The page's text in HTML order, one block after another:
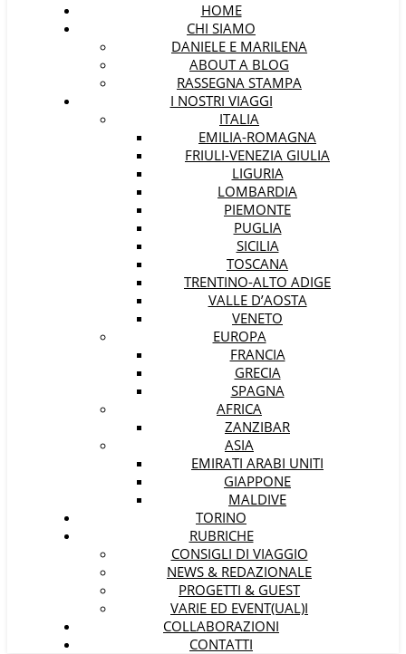
HOME
CHI SIAMO
DANIELE E MARILENA
ABOUT A BLOG
RASSEGNA STAMPA
I NOSTRI VIAGGI
ITALIA
EMILIA-ROMAGNA
FRIULI-VENEZIA GIULIA
LIGURIA
LOMBARDIA
PIEMONTE
PUGLIA
SICILIA
TOSCANA
TRENTINO-ALTO ADIGE
VALLE D’AOSTA
VENETO
EUROPA
FRANCIA
GRECIA
SPAGNA
AFRICA
ZANZIBAR
ASIA
EMIRATI ARABI UNITI
GIAPPONE
MALDIVE
TORINO
RUBRICHE
CONSIGLI DI VIAGGIO
NEWS & REDAZIONALE
PROGETTI & GUEST
VARIE ED EVENT(UAL)I
COLLABORAZIONI
CONTATTI